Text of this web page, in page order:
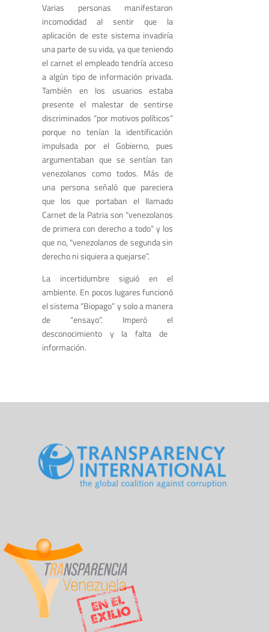
Varias personas manifestaron
incomodidad al sentir que la
aplicación de este sistema invadiría
una parte de su vida, ya que teniendo
el carnet el empleado tendría acceso
a algún tipo de información privada.
También en los usuariosestaba
presente el malestarde sentirse
discriminados “por motivos políticos”
porque no tenían la identificación
impulsada por el Gobierno, pues
argumentaban que se sentían tan
venezolanos comotodos. Más de
una persona señaló que pareciera
que los que portaban el llamado
Carnetde la Patriason “venezolanos
de primera con derecho a todo”y los
que no, “venezolanos de segunda sin
derecho ni siquiera a quejarse”.
La incertidumbre siguióen el
ambiente. En pocos lugares funcionó
el sistema “Biopago”y soloa manera
de “ensayo”. Imperó el
desconocimiento y lafalta de
información.